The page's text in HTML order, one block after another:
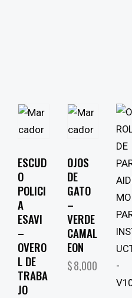
ESCUD
O
POLICI
A
ESAVI
–
OVERO
L DE
TRABA
JO
OJOS
DE
GATO
–
VERDE
CAMAL
EON
$8,000